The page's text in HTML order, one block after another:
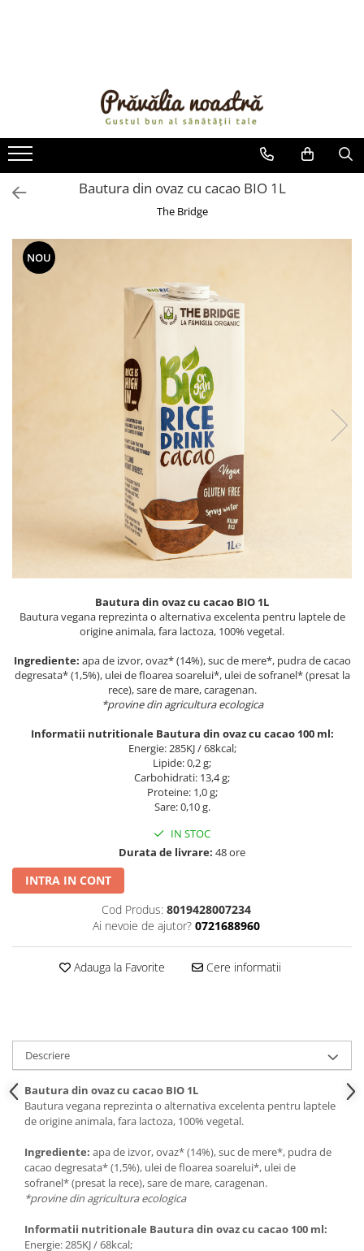
ULEIURI ȘI UNTURI
MĂSLINE
NUCI ȘI SEMINȚE
FRUCTE DESHIDRATATE
FRUCTE LA CONSERVĂ
OȚETURI ȘI SOSURI
BĂUTURI / LAPTE VEGETAL
CREME ȘI PASTE TARTINABILE
CIOCOLATĂ ȘI CACAO
PRODUSE ECO / ORGANICE
COSMETICE
REMEDII NATURISTE
TOATE PRODUSELE
Bautura din ovaz cu cacao BIO 1L
The Bridge
NOU
Bautura din ovaz cu cacao BIO 1L
Bautura vegana reprezinta o alternativa excelenta pentru laptele de
origine animala, fara lactoza, 100% vegetal.
Ingrediente: apa de izvor, ovaz* (14%), suc de mere*, pudra de cacao
degresata* (1,5%), ulei de floarea soarelui*, ulei de sofranel* (presat la
rece), sare de mare, caragenan.
*provine din agricultura ecologica
Informatii nutritionale Bautura din ovaz cu cacao 100 ml:
Energie: 285KJ / 68kcal;
Lipide: 0,2 g;
Carbohidrati: 13,4 g;
Proteine: 1,0 g;
Sare: 0,10 g.
IN STOC
Durata de livrare: 48 ore
INTRA IN CONT
Cod Produs: 8019428007234
Ai nevoie de ajutor? 0721688960
Adauga la Favorite Cere informatii
Descriere
Bautura din ovaz cu cacao BIO 1L
Bautura vegana reprezinta o alternativa excelenta pentru laptele
de origine animala, fara lactoza, 100% vegetal.
Ingrediente: apa de izvor, ovaz* (14%), suc de mere*, pudra de
cacao degresata* (1,5%), ulei de floarea soarelui*, ulei de
sofranel* (presat la rece), sare de mare, caragenan.
*provine din agricultura ecologica
Informatii nutritionale Bautura din ovaz cu cacao 100 ml:
Energie: 285KJ / 68kcal;